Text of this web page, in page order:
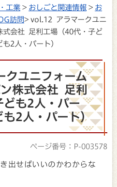
工業 > おしごと関連情報 > お
訪問> vol.12 アラマークユニ
式会社 足利工場（40代・子ど
2人・パート）
ユニフォーム
株式会社 足利
も2人・パー
も2人・パート）
ページ番号：P-003578
出せばいいのかわからな